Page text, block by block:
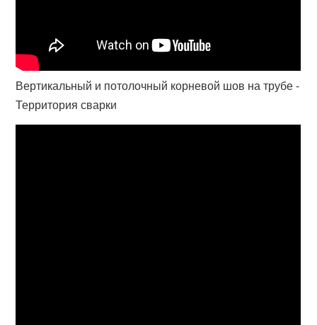
Вертикальный и потолочный корневой шов на трубе -
Территория сварки